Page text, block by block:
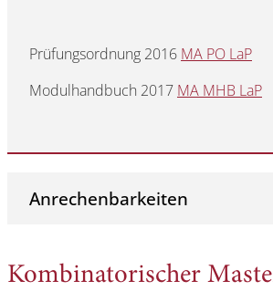
Prüfungsordnung 2016 MA PO LaP
Modulhandbuch 2017 MA MHB LaP
Anrechenbarkeiten
Kombinatorischer